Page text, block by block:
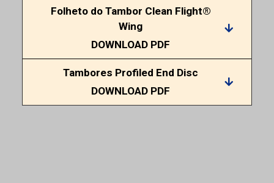
Folheto do Tambor Clean Flight®
Wing
DOWNLOAD PDF
Tambores Profiled End Disc
DOWNLOAD PDF